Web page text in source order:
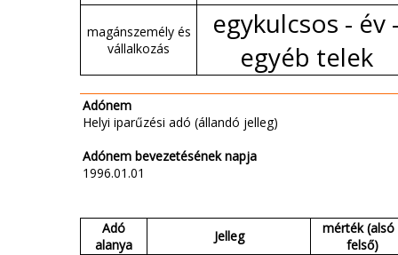
magánszemély és
vállalkozás
egykulcsos - év
egyéb telek
Adónem
Helyi iparűzési adó (állandó jelleg)
Adónem bevezetésének napja
1996.01.01
Adó
alanya
Jelleg
mérték (alsó
felső)